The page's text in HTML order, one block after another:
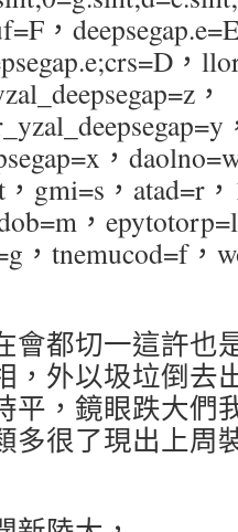
，
，
，
，
gmi=s，atad=r
，
，tnemucod=f，
會都切一這許也
，外以圾垃倒去
平，鏡眼跌大們
多很了現出上周